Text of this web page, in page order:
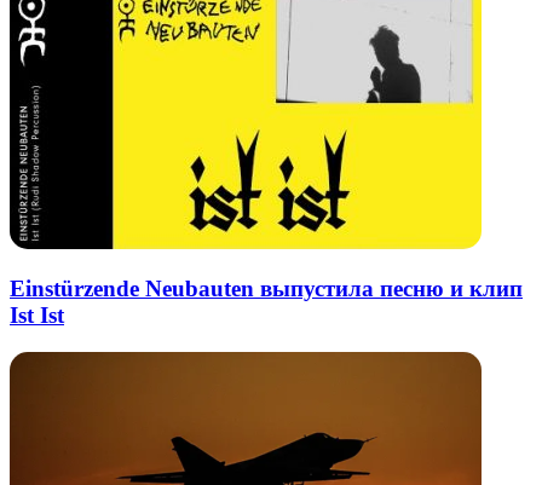
Einstürzende Neubauten выпустила песню и клип
Ist Ist